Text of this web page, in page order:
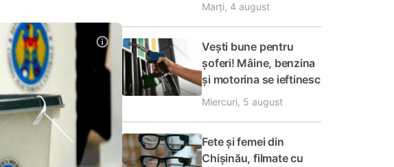
Marți, 4 august
Vești bune pentru
șoferi! Mâine, benzina
și motorina se ieftinesc
Miercuri, 5 august
Fete și femei din
Chișinău, filmate cu